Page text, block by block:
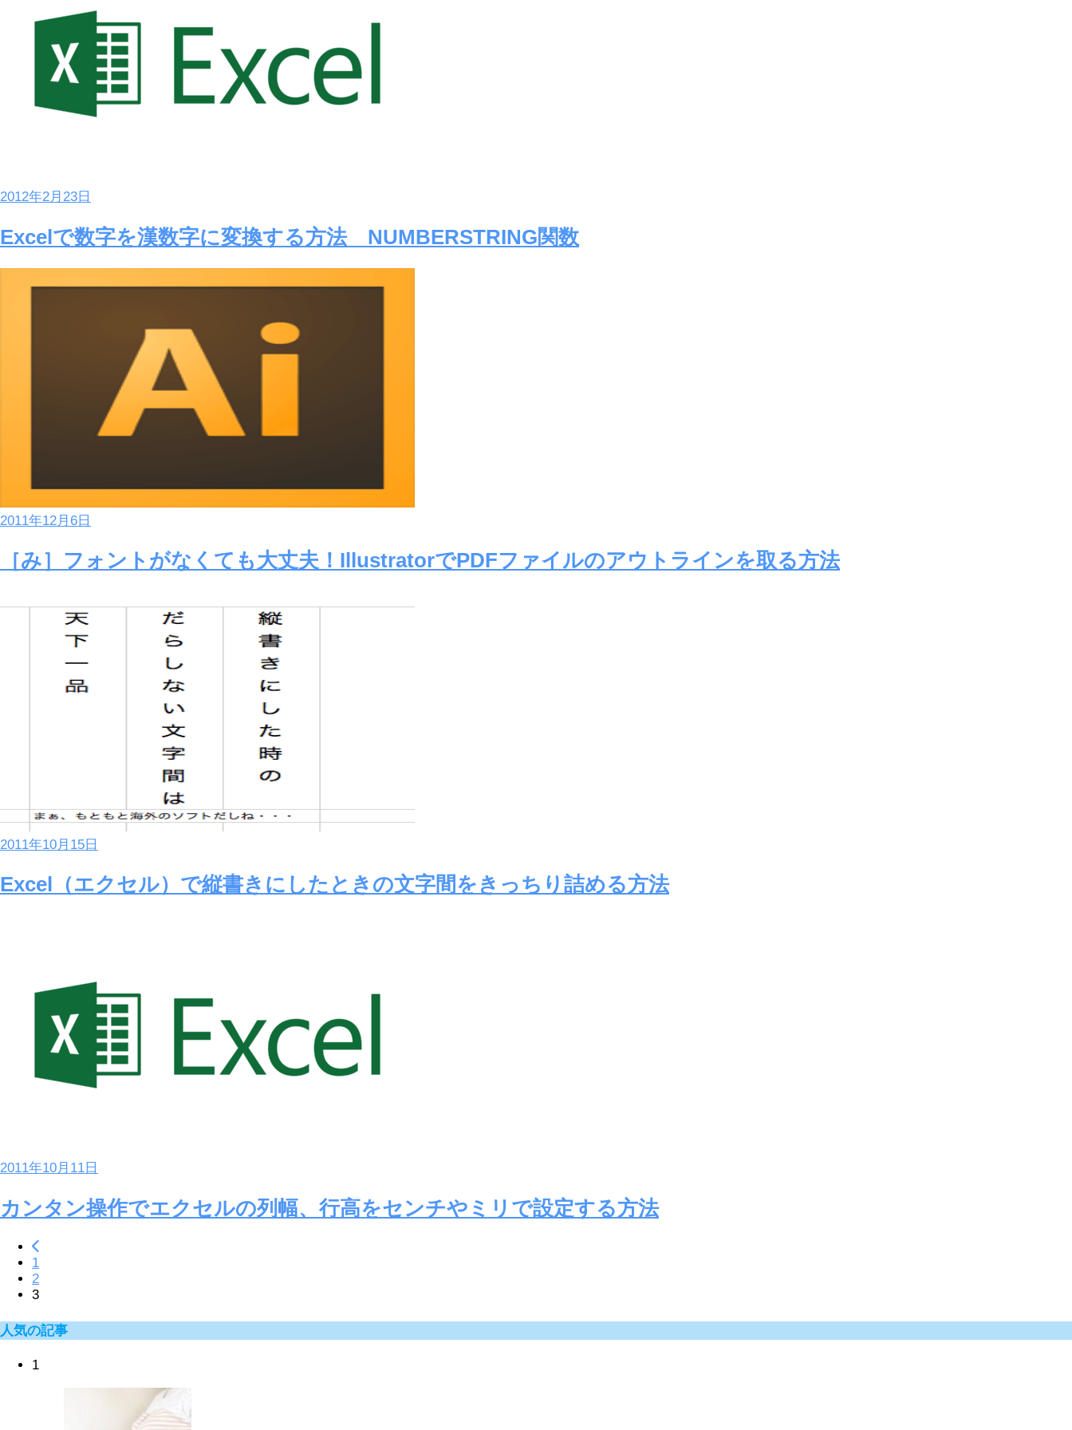
2012年2月23日
Excelで数字を漢数字に変換する方法 NUMBERSTRING関数
2011年12月6日
［み］フォントがなくても大丈夫！IllustratorでPDFファイルのアウトラインを取る方法
2011年10月15日
Excel（エクセル）で縦書きにしたときの文字間をきっちり詰める方法
2011年10月11日
カンタン操作でエクセルの列幅、行高をセンチやミリで設定する方法
1
2
3
人気の記事
1